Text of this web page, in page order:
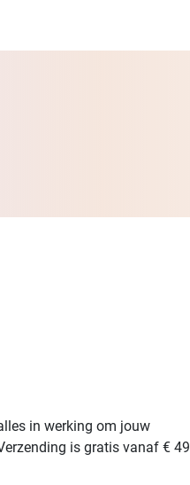
in werking om jouw
is gratis vanaf € 49